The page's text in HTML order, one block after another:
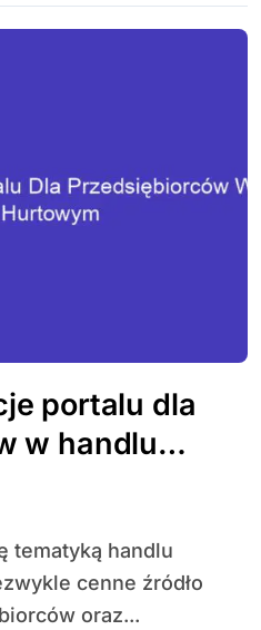
portalu dla
w handlu
cenne źródło
oraz...